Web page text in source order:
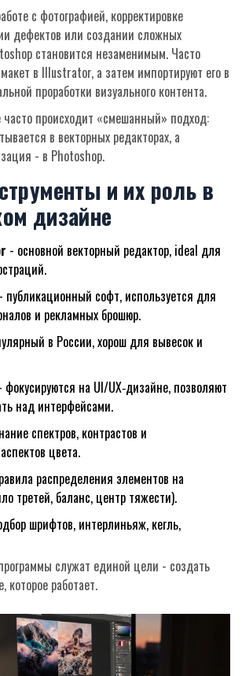
с фотографией, корректировке
дефектов или создании сложных
становится незаменимым. Часто
в Illustrator, а затем импортируют его в
проработки визуального контента.
часто происходит «смешанный» подход:
в векторных редакторах, а
- в Photoshop.
и их роль в
дизайне
- основной векторный редактор, ideal для
- публикационный софт, используется для
и рекламных брошюр.
в России, хорош для вывесок и
фокусируются на UI/UX‑дизайне, позволяют
над интерфейсами.
спектров, контрастов и
цвета.
распределения элементов на
третей, баланс, центр тяжести).
шрифтов, интерлиньяж, кегль,
служат единой цели - создать
которое работает.